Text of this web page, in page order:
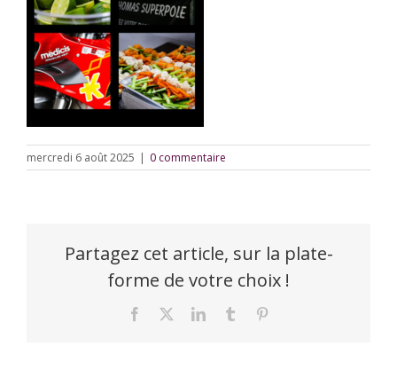
mercredi 6 août 2025 | 0 commentaire
Partagez cet article, sur la plate-
forme de votre choix !
Facebook LinkedInTumblr